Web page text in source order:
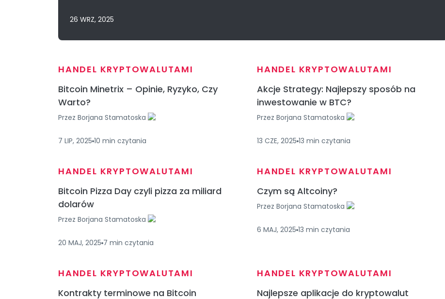
26 WRZ, 2025
HANDEL KRYPTOWALUTAMI
Bitcoin Minetrix – Opinie, Ryzyko, Czy
Warto?
Przez Borjana Stamatoska
7 LIP, 2025 10 min czytania
HANDEL KRYPTOWALUTAMI
Akcje Strategy: Najlepszy sposób na
inwestowanie w BTC?
Przez Borjana Stamatoska
13 CZE, 2025 13 min czytania
HANDEL KRYPTOWALUTAMI
Bitcoin Pizza Day czyli pizza za miliard
dolarów
Przez Borjana Stamatoska
20 MAJ, 2025 7 min czytania
HANDEL KRYPTOWALUTAMI
Czym są Altcoiny?
Przez Borjana Stamatoska
6 MAJ, 2025 13 min czytania
HANDEL KRYPTOWALUTAMI
Kontrakty terminowe na Bitcoin
HANDEL KRYPTOWALUTAMI
Najlepsze aplikacje do kryptowalut